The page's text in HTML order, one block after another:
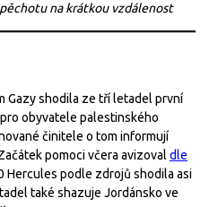
na krátkou vzdálenost
Gazy shodila ze tří letadel první
obyvatele palestinského
činitele o tom informují
pomoci včera avizoval dle
Hercules podle zdrojů shodila asi
také shazuje Jordánsko ve